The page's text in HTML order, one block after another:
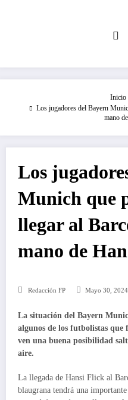
Inicio
Los jugadores del Bayern
mano
Los
Munich que
llegar al
mano de
Redacción FP Mayo 30, 2024
La situación del Bayern
algunos de los futbolistas
ven una buena posibilidad
aire.
La llegada de Hansi Flick al
blaugrana tendrá una